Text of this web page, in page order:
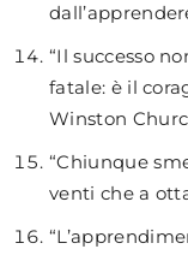
“Il successo
fatale: è il
Winston
“Chiunque
venti che a